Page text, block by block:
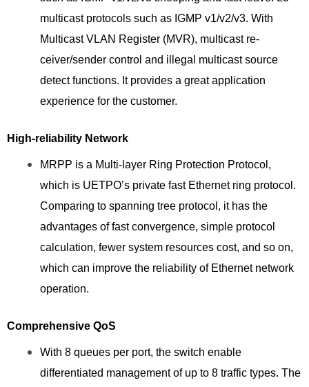
multicast protocols such as IGMP v1/v2/v3. With
Multicast VLAN Register (MVR), multicast re-
ceiver/sender control and illegal multicast source
detect functions. It provides a great application
experience for the customer.
High-reliability Network
MRPP is a Multi-layer Ring Protection Protocol,
which is UETPO’s private fast Ethernet ring protocol.
Comparing to spanning tree protocol, it has the
advantages of fast convergence, simple protocol
calculation, fewer system resources cost, and so on,
which can improve the reliability of Ethernet network
operation.
Comprehensive QoS
With 8 queues per port, the switch enable
differentiated management of up to 8 traffic types. The